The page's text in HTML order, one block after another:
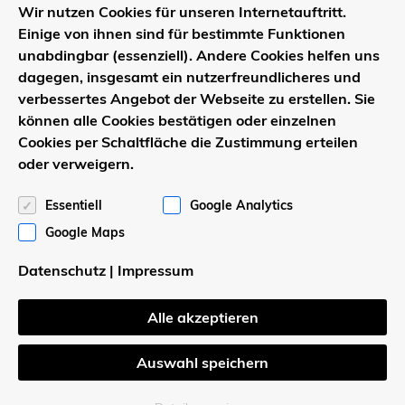
Wapelhorst Baugesellschaft mbH
59519 Möhnesee-Körbecke
Tel. 02924 / 85 14 50
Börnigeweg 5
59519 Möhnesee-Körbecke
Wir nutzen Cookies für unseren Internetauftritt.
Einige von ihnen sind für bestimmte Funktionen
unabdingbar (essenziell). Andere Cookies helfen uns
dagegen, insgesamt ein nutzerfreundlicheres und
verbessertes Angebot der Webseite zu erstellen. Sie
können alle Cookies bestätigen oder einzelnen
Cookies per Schaltfläche die Zustimmung erteilen
oder verweigern.
Essentiell
Google Analytics
Google Maps
Datenschutz | Impressum
Alle akzeptieren
Auswahl speichern